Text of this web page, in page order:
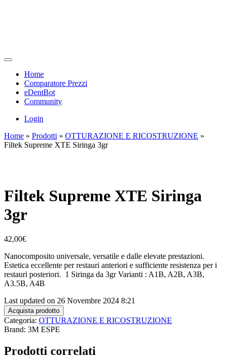
Home
Comparatore Prezzi
eDentBot
Community
Login
Home » Prodotti » OTTURAZIONE E RICOSTRUZIONE »
Filtek Supreme XTE Siringa 3gr
Filtek Supreme XTE Siringa
3gr
42,00€
Nanocomposito universale, versatile e dalle elevate prestazioni.
Estetica eccellente per restauri anteriori e sufficiente resistenza per i
restauri posteriori. 1 Siringa da 3gr Varianti : A1B, A2B, A3B,
A3.5B, A4B
Last updated on 26 Novembre 2024 8:21
Acquista prodotto
Categoria: OTTURAZIONE E RICOSTRUZIONE
Brand: 3M ESPE
Prodotti correlati